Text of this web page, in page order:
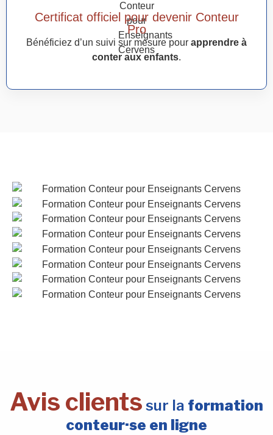
Certificat officiel pour devenir Conteur
Pro
Bénéficiez d’un suivi sur mesure pour apprendre à
conter aux enfants.
Avis clients sur la formation
conteur·se en ligne